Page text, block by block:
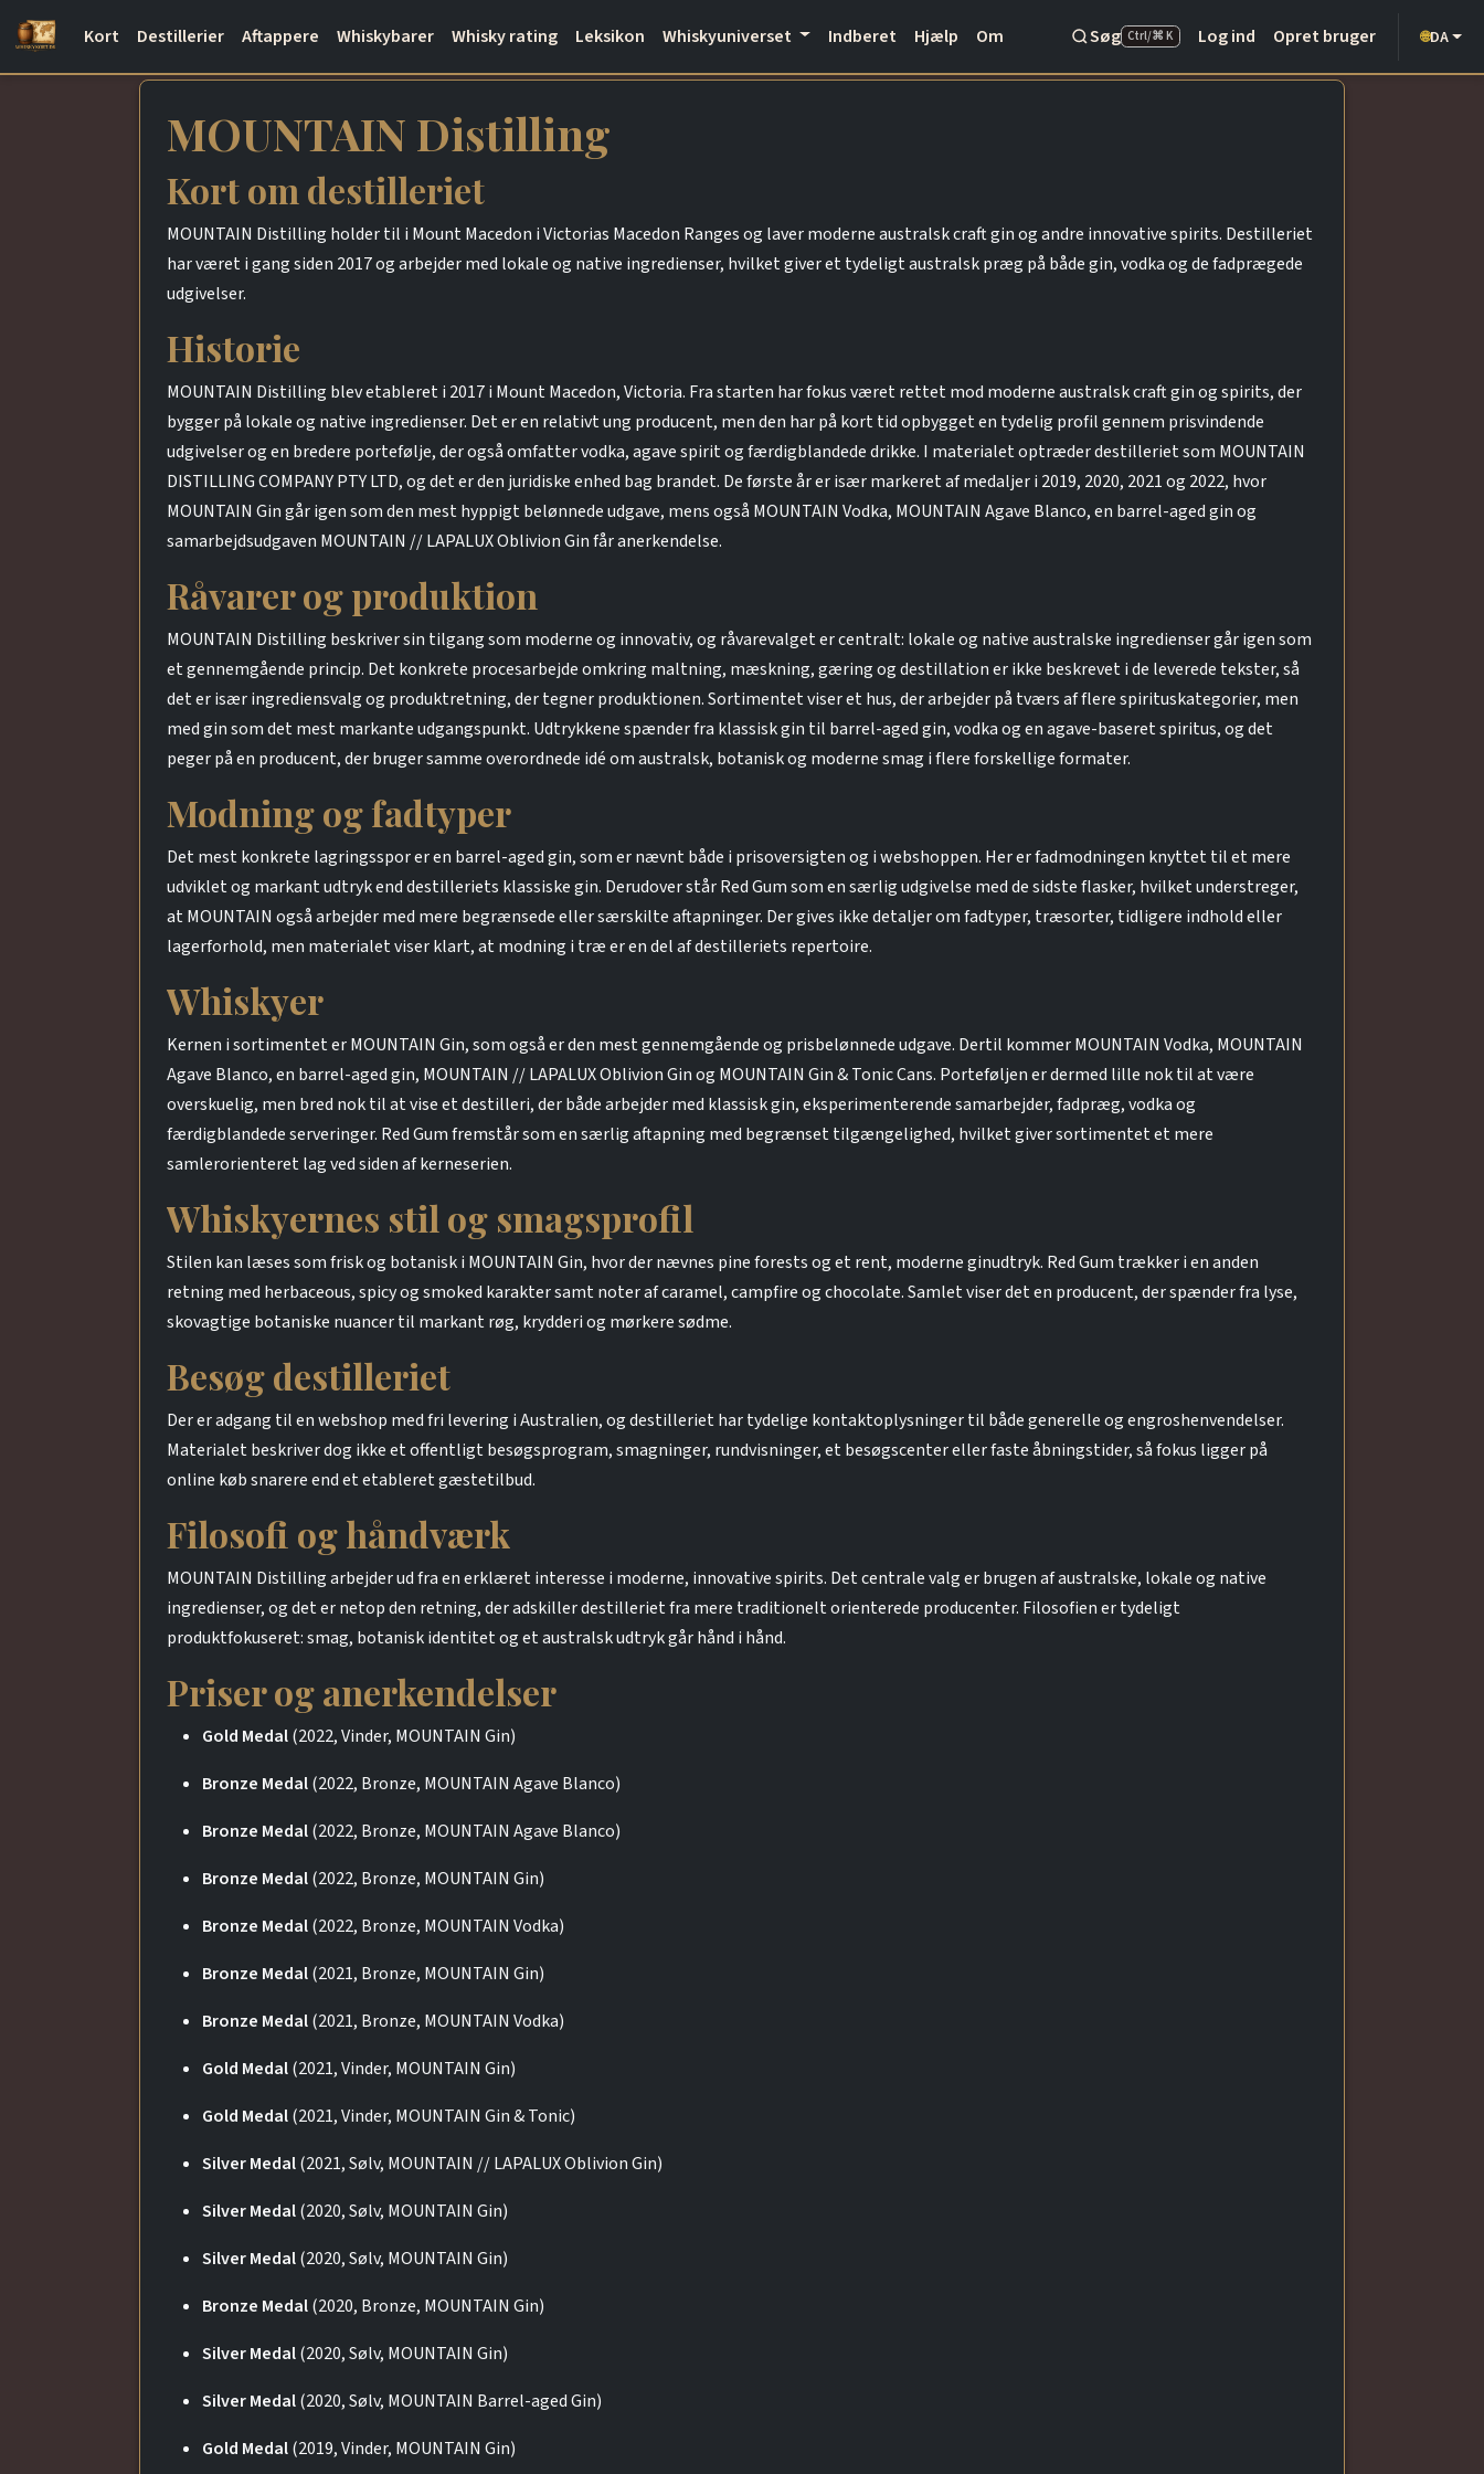
Kort Destillerier Aftappere Whiskybarer Whisky rating Leksikon Whiskyuniverset Indberet Hjælp Om Søg Ctrl/⌘ K Log ind Opret bruger 🌐DA
MOUNTAIN Distilling
Kort om destilleriet
MOUNTAIN Distilling holder til i Mount Macedon i Victorias Macedon Ranges og laver moderne australsk craft gin og andre innovative spirits. Destilleriet
har været i gang siden 2017 og arbejder med lokale og native ingredienser, hvilket giver et tydeligt australsk præg på både gin, vodka og de fadprægede
udgivelser.
Historie
MOUNTAIN Distilling blev etableret i 2017 i Mount Macedon, Victoria. Fra starten har fokus været rettet mod moderne australsk craft gin og spirits, der
bygger på lokale og native ingredienser. Det er en relativt ung producent, men den har på kort tid opbygget en tydelig profil gennem prisvindende
udgivelser og en bredere portefølje, der også omfatter vodka, agave spirit og færdigblandede drikke. I materialet optræder destilleriet som MOUNTAIN
DISTILLING COMPANY PTY LTD, og det er den juridiske enhed bag brandet. De første år er især markeret af medaljer i 2019, 2020, 2021 og 2022, hvor
MOUNTAIN Gin går igen som den mest hyppigt belønnede udgave, mens også MOUNTAIN Vodka, MOUNTAIN Agave Blanco, en barrel-aged gin og
samarbejdsudgaven MOUNTAIN // LAPALUX Oblivion Gin får anerkendelse.
Råvarer og produktion
MOUNTAIN Distilling beskriver sin tilgang som moderne og innovativ, og råvarevalget er centralt: lokale og native australske ingredienser går igen som
et gennemgående princip. Det konkrete procesarbejde omkring maltning, mæskning, gæring og destillation er ikke beskrevet i de leverede tekster, så
det er især ingrediensvalg og produktretning, der tegner produktionen. Sortimentet viser et hus, der arbejder på tværs af flere spirituskategorier, men
med gin som det mest markante udgangspunkt. Udtrykkene spænder fra klassisk gin til barrel-aged gin, vodka og en agave-baseret spiritus, og det
peger på en producent, der bruger samme overordnede idé om australsk, botanisk og moderne smag i flere forskellige formater.
Modning og fadtyper
Det mest konkrete lagringsspor er en barrel-aged gin, som er nævnt både i prisoversigten og i webshoppen. Her er fadmodningen knyttet til et mere
udviklet og markant udtryk end destilleriets klassiske gin. Derudover står Red Gum som en særlig udgivelse med de sidste flasker, hvilket understreger,
at MOUNTAIN også arbejder med mere begrænsede eller særskilte aftapninger. Der gives ikke detaljer om fadtyper, træsorter, tidligere indhold eller
lagerforhold, men materialet viser klart, at modning i træ er en del af destilleriets repertoire.
Whiskyer
Kernen i sortimentet er MOUNTAIN Gin, som også er den mest gennemgående og prisbelønnede udgave. Dertil kommer MOUNTAIN Vodka, MOUNTAIN
Agave Blanco, en barrel-aged gin, MOUNTAIN // LAPALUX Oblivion Gin og MOUNTAIN Gin & Tonic Cans. Porteføljen er dermed lille nok til at være
overskuelig, men bred nok til at vise et destilleri, der både arbejder med klassisk gin, eksperimenterende samarbejder, fadpræg, vodka og
færdigblandede serveringer. Red Gum fremstår som en særlig aftapning med begrænset tilgængelighed, hvilket giver sortimentet et mere
samlerorienteret lag ved siden af kerneserien.
Whiskyernes stil og smagsprofil
Stilen kan læses som frisk og botanisk i MOUNTAIN Gin, hvor der nævnes pine forests og et rent, moderne ginudtryk. Red Gum trækker i en anden
retning med herbaceous, spicy og smoked karakter samt noter af caramel, campfire og chocolate. Samlet viser det en producent, der spænder fra lyse,
skovagtige botaniske nuancer til markant røg, krydderi og mørkere sødme.
Besøg destilleriet
Der er adgang til en webshop med fri levering i Australien, og destilleriet har tydelige kontaktoplysninger til både generelle og engroshenvendelser.
Materialet beskriver dog ikke et offentligt besøgsprogram, smagninger, rundvisninger, et besøgscenter eller faste åbningstider, så fokus ligger på
online køb snarere end et etableret gæstetilbud.
Filosofi og håndværk
MOUNTAIN Distilling arbejder ud fra en erklæret interesse i moderne, innovative spirits. Det centrale valg er brugen af australske, lokale og native
ingredienser, og det er netop den retning, der adskiller destilleriet fra mere traditionelt orienterede producenter. Filosofien er tydeligt
produktfokuseret: smag, botanisk identitet og et australsk udtryk går hånd i hånd.
Priser og anerkendelser
Gold Medal(2022, Vinder, MOUNTAIN Gin)
Bronze Medal(2022, Bronze, MOUNTAIN Agave Blanco)
Bronze Medal(2022, Bronze, MOUNTAIN Agave Blanco)
Bronze Medal(2022, Bronze, MOUNTAIN Gin)
Bronze Medal(2022, Bronze, MOUNTAIN Vodka)
Bronze Medal(2021, Bronze, MOUNTAIN Gin)
Bronze Medal(2021, Bronze, MOUNTAIN Vodka)
Gold Medal(2021, Vinder, MOUNTAIN Gin)
Gold Medal(2021, Vinder, MOUNTAIN Gin & Tonic)
Silver Medal(2021, Sølv, MOUNTAIN // LAPALUX Oblivion Gin)
Silver Medal(2020, Sølv, MOUNTAIN Gin)
Silver Medal(2020, Sølv, MOUNTAIN Gin)
Bronze Medal(2020, Bronze, MOUNTAIN Gin)
Silver Medal(2020, Sølv, MOUNTAIN Gin)
Silver Medal(2020, Sølv, MOUNTAIN Barrel-aged Gin)
Gold Medal(2019, Vinder, MOUNTAIN Gin)